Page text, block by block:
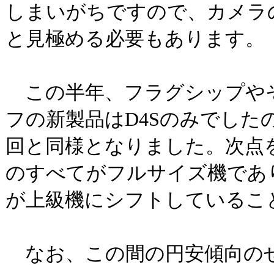
しまいがちですので、カメ
と見極める必要もあります。
この半年、フラグシップや
フの新製品はD4Sのみでした
回と同様となりました。次
のすべてがフルサイズ機で
が上級機にシフトしている
なお、この間の円安傾向の